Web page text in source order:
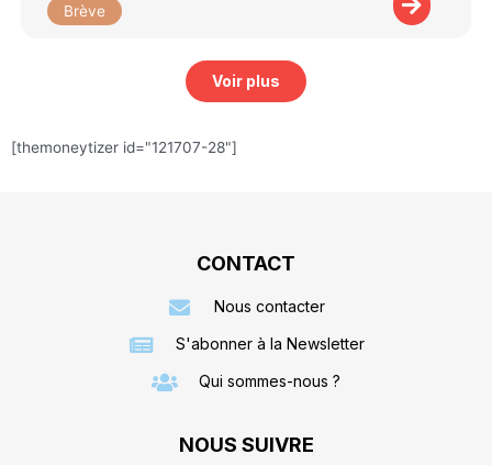
Brève
Voir plus
[themoneytizer id="121707-28"]
CONTACT
Nous contacter
S'abonner à la Newsletter
Qui sommes-nous ?
NOUS SUIVRE